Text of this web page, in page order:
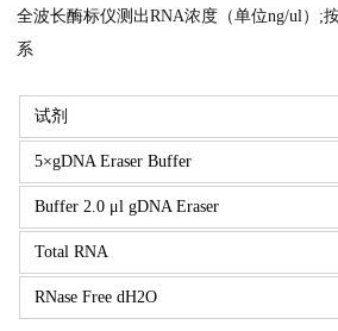
全波长酶标仪测出RNA浓度（单位ng/ul）;
系
试剂
5×gDNA Eraser Buffer
Buffer 2.0 μl gDNA Eraser
Total RNA
RNase Free dH2O